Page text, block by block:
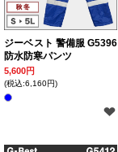
ジーベスト 警備服 G5396
防水防寒パンツ
5,600円
(税込:6,160円)